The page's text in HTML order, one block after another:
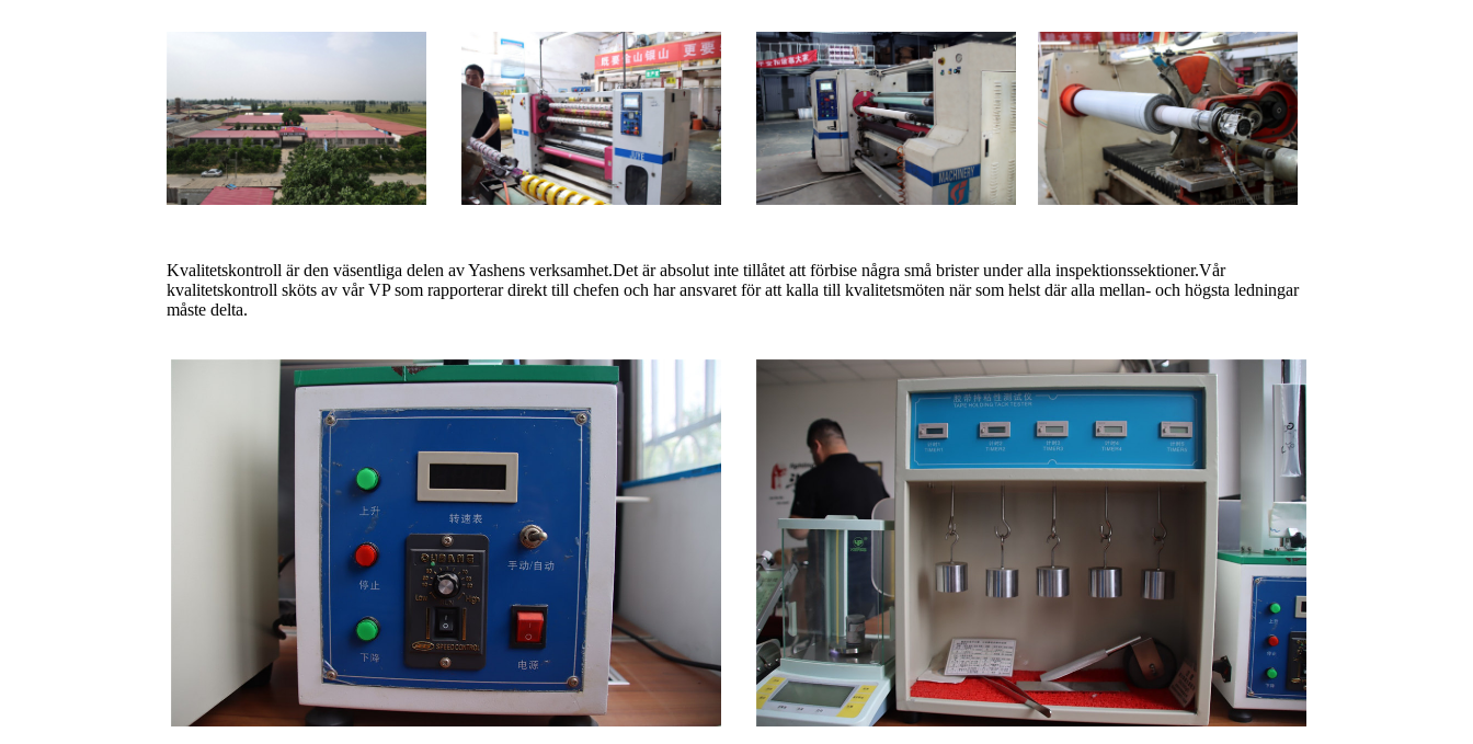
Kvalitetskontroll är den väsentliga delen av Yashens verksamhet.Det är absolut inte tillåtet att förbise några små brister under alla inspektionssektioner.Vår
kvalitetskontroll sköts av vår VP som rapporterar direkt till chefen och har ansvaret för att kalla till kvalitetsmöten när som helst där alla mellan- och högsta ledningar
måste delta.